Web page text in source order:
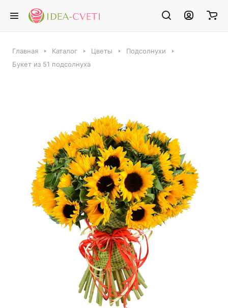
Главная Каталог Цветы
Подсолнухи
Букет из 51 подсолнуха